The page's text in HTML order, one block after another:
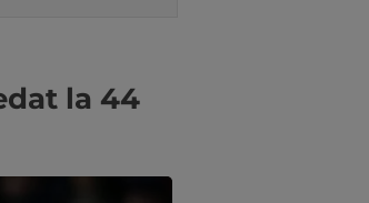
la 44